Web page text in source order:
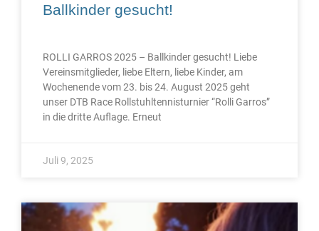
Ballkinder gesucht!
ROLLI GARROS 2025 – Ballkinder gesucht! Liebe
Vereinsmitglieder, liebe Eltern, liebe Kinder, am
Wochenende vom 23. bis 24. August 2025 geht
unser DTB Race Rollstuhltennisturnier “Rolli Garros”
in die dritte Auflage. Erneut
Juli 9, 2025